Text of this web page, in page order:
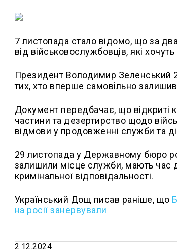
7 листопада стало відомо, що за
від військовослужбовців, які
Президент Володимир Зеленський
тих, хто вперше самовільно
Документ передбачає, що відкриті
частини та дезертирство щодо
відмови у продовженні служби та
29 листопада у Державному бюро
залишили місце служби, мають час
кримінальної відповідальності.
Український Дощ писав раніше, що
на росії занервували
2.12.2024